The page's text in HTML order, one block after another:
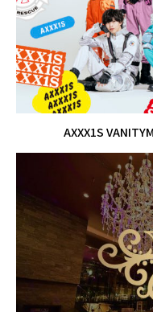
AXXX1S